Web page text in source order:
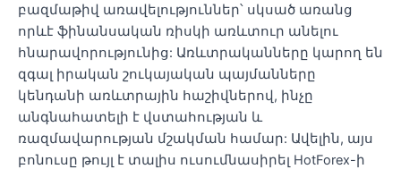
բազմաթիվ առավելություններ՝ սկսած առանց
որևէ ֆինանսական ռիսկի առևտուր անելու
հնարավորությունից: Առևտրականները կարող են
զգալ իրական շուկայական պայմանները
կենդանի առևտրային հաշիվներով, ինչը
անգնահատելի է վստահության և
ռազմավարության մշակման համար: Ավելին, այս
բոնուսը թույլ է տալիս ուսումնասիրել HotForex-ի